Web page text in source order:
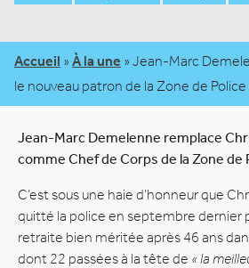
Accueil » À la une » Jean-Marc
le nouveau patron de la Zone de
Jean-Marc Demelenne remplace
comme Chef de Corps de la Zone de
C’est sous une haie d’honneur que
quitté la police en septembre dernier
retraite bien méritée après 46 ans
dont 22 passées à la tête de « la